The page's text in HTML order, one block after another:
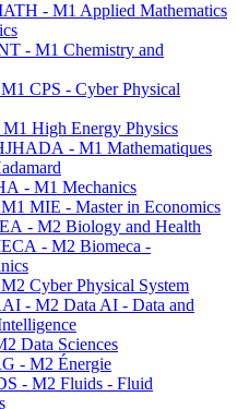
- M1 Applied Mathematics
- M1 Chemistry and
CPS - Cyber Physical
High Energy Physics
- M1 Mathematiques
- M1 Mechanics
MIE - Master in Economics
- M2 Biology and Health
- M2 Biomeca -
Cyber Physical System
- M2 Data AI - Data and
Data Sciences
- M2 Énergie
- M2 Fluids - Fluid